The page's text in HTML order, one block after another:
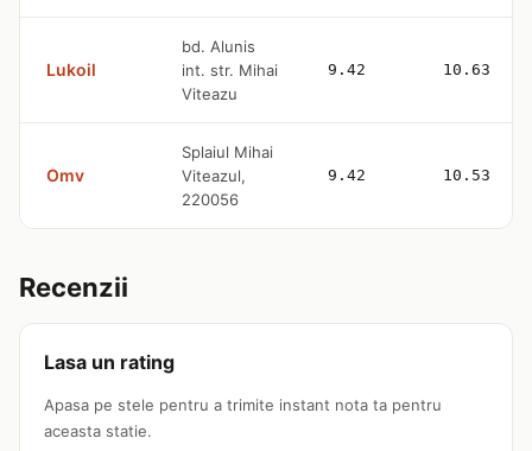
Lukoil
bd. Alunis
int. str. Mihai
Viteazu
9.42 10.63
Omv
Splaiul Mihai
Viteazul,
220056
9.42 10.53
Recenzii
Lasa un rating
Apasa pe stele pentru a trimite instant nota ta pentru
aceasta statie.